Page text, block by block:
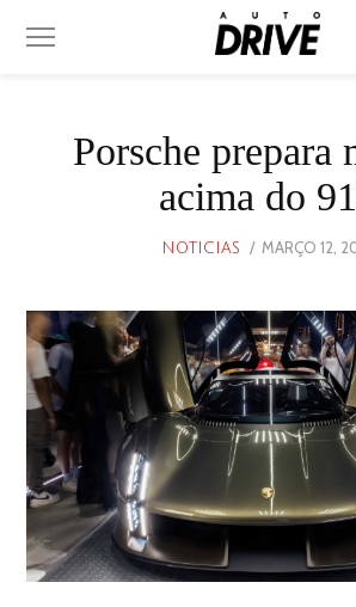
Porsche prepara
acima do
NOTICIAS
POSTED
MARÇO 12,